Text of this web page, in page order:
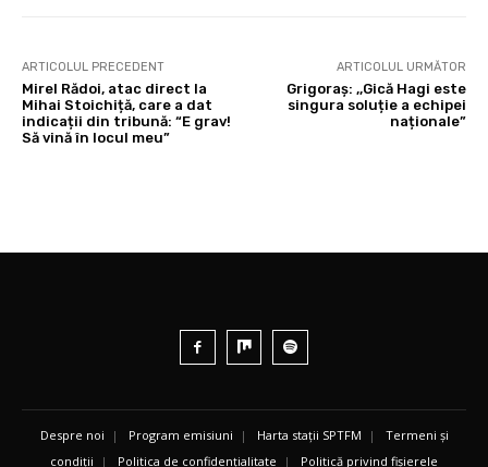
ARTICOLUL PRECEDENT
Mirel Rădoi, atac direct la
Mihai Stoichiță, care a dat
indicații din tribună: “E grav!
Să vină în locul meu”
ARTICOLUL URMĂTOR
Grigoraș: ,,Gică Hagi este
singura soluție a echipei
naționale”
Despre noi | Program emisiuni | Harta stații SPTFM | Termeni și
condiții | Politica de confidențialitate | Politică privind fișierele